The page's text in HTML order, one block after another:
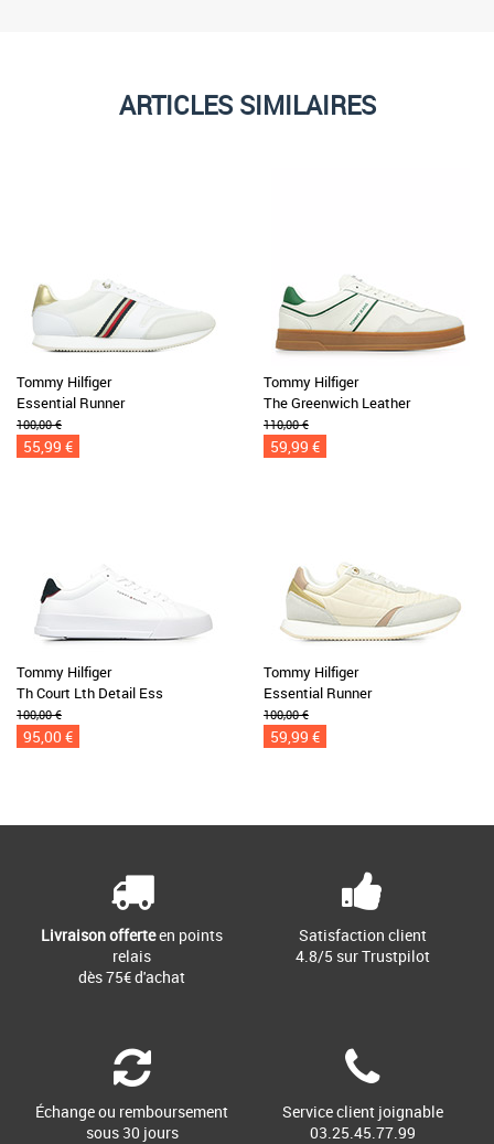
ARTICLES SIMILAIRES
Tommy Hilfiger
Essential Runner
100,00 €
55,99 €
Tommy Hilfiger
The Greenwich Leather
110,00 €
59,99 €
Tommy Hilfiger
Th Court Lth Detail Ess
100,00 €
95,00 €
Tommy Hilfiger
Essential Runner
100,00 €
59,99 €
Livraison offerteen points
relais
dès 75€ d'achat
Satisfaction client
4.8/5 sur Trustpilot
Échange ou remboursement
sous 30 jours
Service client joignable
03.25.45.77.99